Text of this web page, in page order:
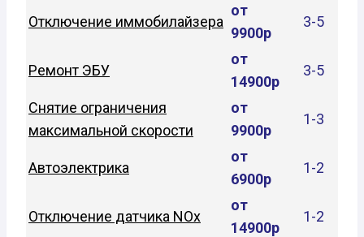
Отключение иммобилайзера
от
9900р
3-5
Ремонт ЭБУ
от
14900р
3-5
Снятие ограничения
максимальной скорости
от
9900р
1-3
Автоэлектрика
от
6900р
1-2
Отключение датчика NOx
от
14900р
1-2